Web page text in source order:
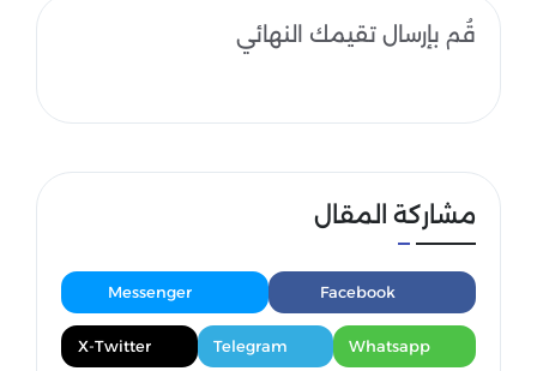
قُم بإرسال تقيمك النهائي
مشاركة المقال
Facebook
Messenger
Whatsapp
Telegram
X-Twitter